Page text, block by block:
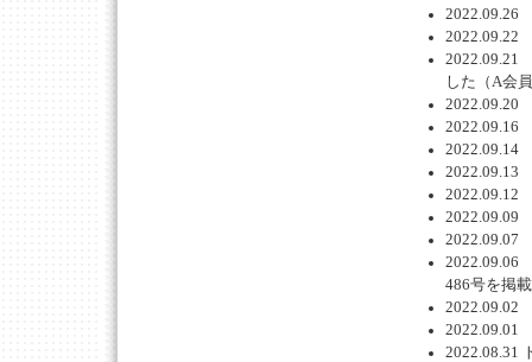
2022.09.26
2022.09.22
2022.09.21
した（A会
2022.09.20
2022.09.16
2022.09.14
2022.09.13
2022.09.12
2022.09.09
2022.09.07
2022.09.06
486号を掲
2022.09.02
2022.09.01
2022.08.31